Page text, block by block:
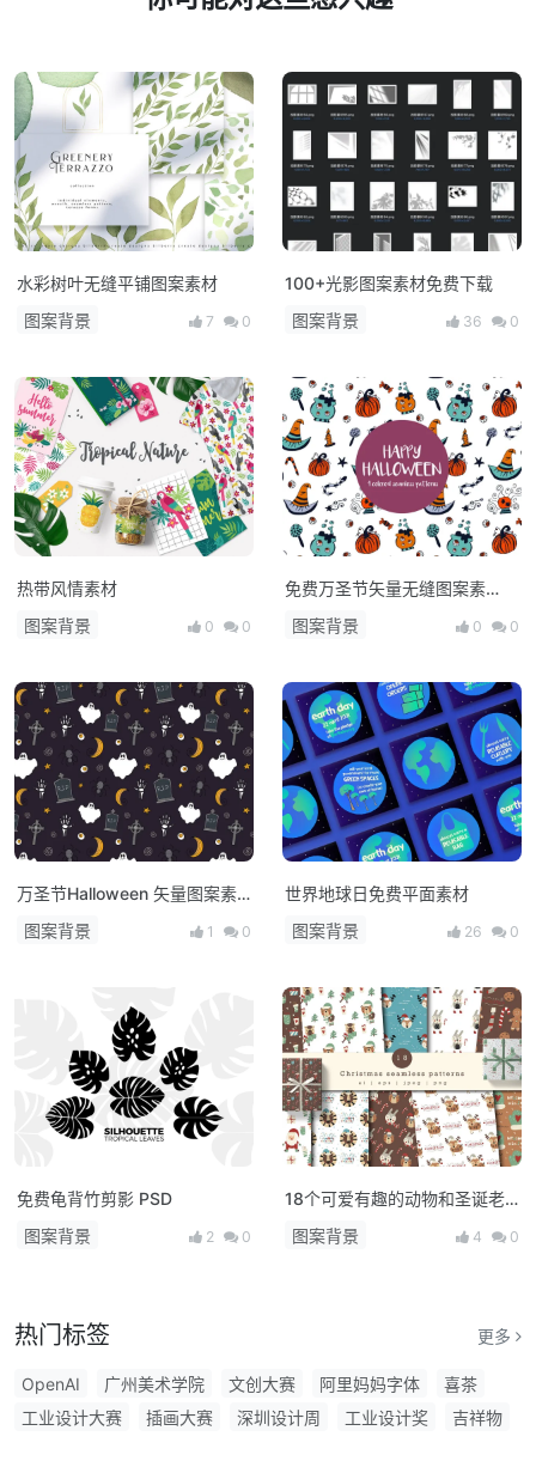
水彩树叶无缝平铺图案素材
图案背景
7 0
100+光影图案素材免费下载
图案背景
36 0
热带风情素材
图案背景
0 0
免费万圣节矢量无缝图案素
材-04
图案背景 0 0
万圣节Halloween 矢量图案素
图案背景 1 0
世界地球日免费平面素材
图案背景
26 0
免费龟背竹剪影 PSD
图案背景
2 0
18个可爱有趣的动物和圣诞老
人矢量素材
图案背景 4 0
热门标签 更多
OpenAI 广州美术学院 文创大赛 阿里妈妈字体
喜茶
工业设计大赛
插画大赛 深圳设计周 工业设计奖
吉祥物